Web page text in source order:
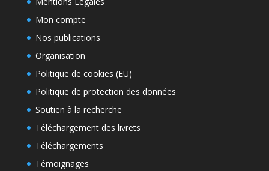
Mon compte
Nos publications
Organisation
Politique de cookies (EU)
Politique de protection des données
Soutien à la recherche
Téléchargement des livrets
Téléchargements
Témoignages